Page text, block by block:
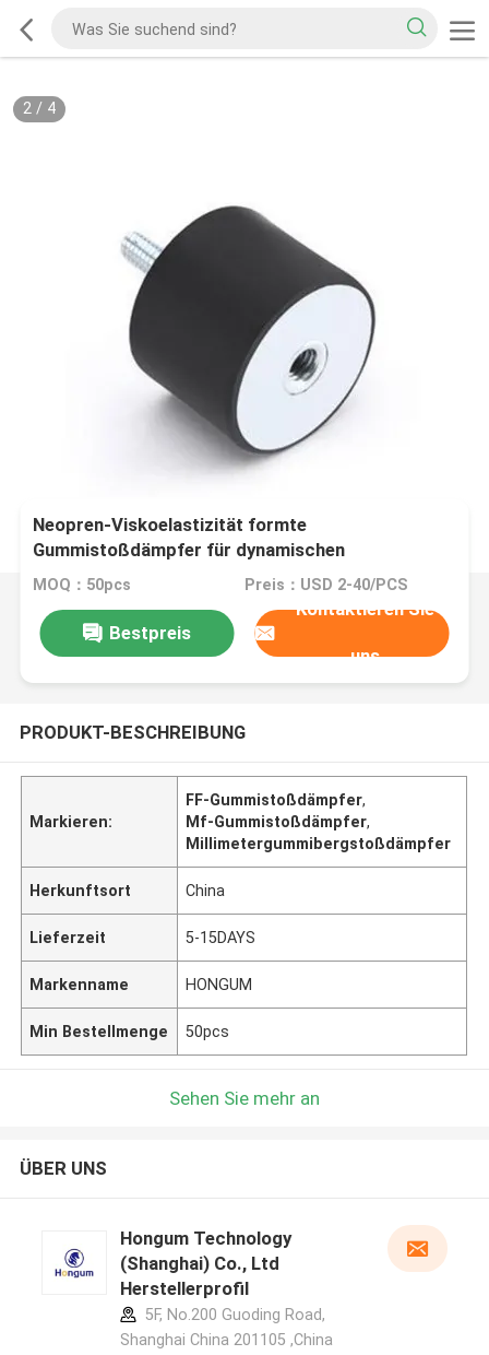
2/ 4
Neopren-Viskoelastizität formte
Gummistoßdämpfer für dynamischen
Deformations-Stoßdämpfer
MOQ：50pcs Preis：USD 2-40/PCS
Bestpreis
Kontaktieren Sie
uns
PRODUKT-BESCHREIBUNG
Markieren:
FF-Gummistoßdämpfer,
Mf-Gummistoßdämpfer,
Millimetergummibergstoßdämpfer
Herkunftsort China
Lieferzeit 5-15DAYS
Markenname HONGUM
Min Bestellmenge 50pcs
Sehen Sie mehr an
ÜBER UNS
Hongum Technology
(Shanghai) Co., Ltd
Herstellerprofil
5F, No.200 Guoding Road,
Shanghai China 201105 ,China